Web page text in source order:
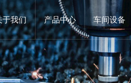
于我们 产品中心 车间设备